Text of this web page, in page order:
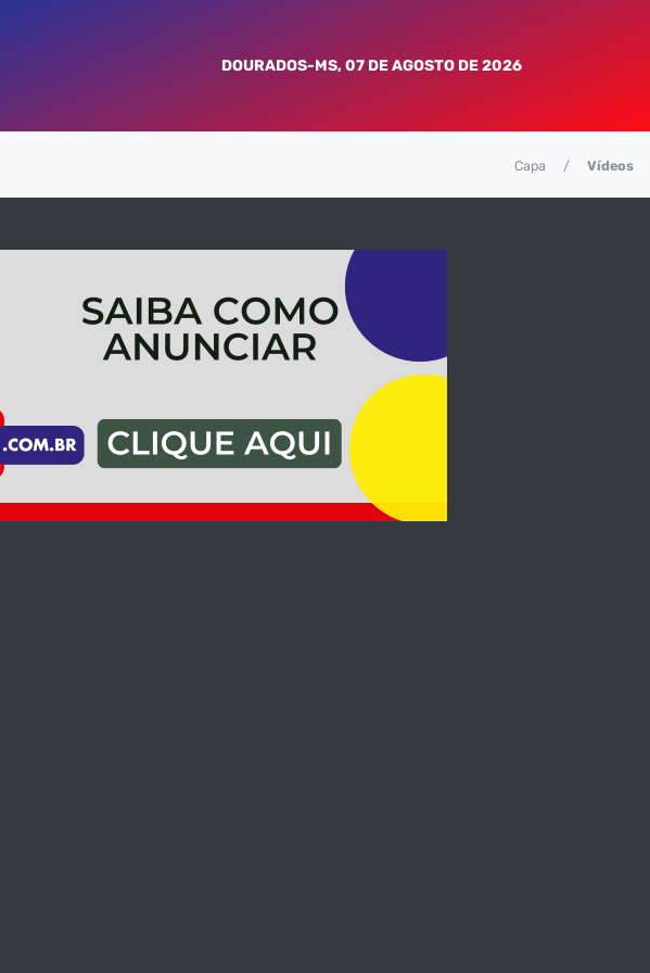
DOURADOS-MS, 07 DE AGOSTO DE 2026
Capa Vídeos